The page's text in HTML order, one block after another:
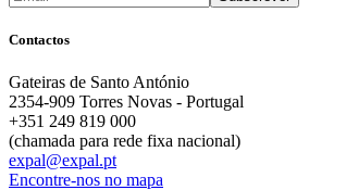
Contactos
Gateiras de Santo António
2354-909 Torres Novas - Portugal
+351 249 819 000
(chamada para rede fixa nacional)
expal@expal.pt
Encontre-nos no mapa